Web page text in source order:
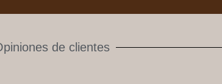
de clientes